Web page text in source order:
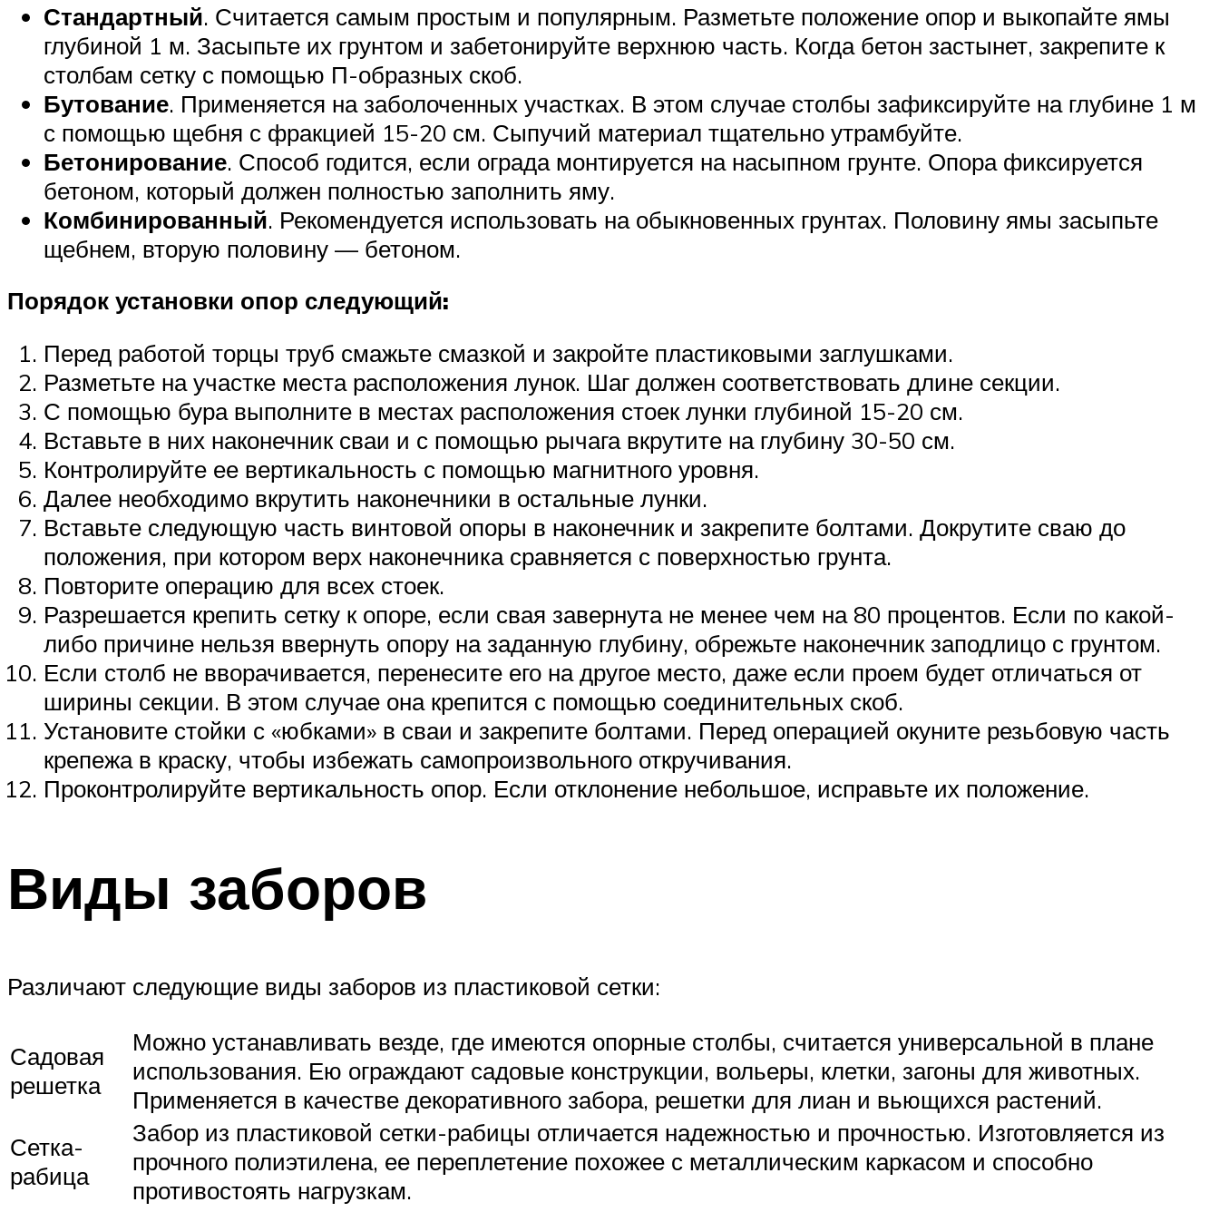
Стандартный. Считается самым простым и популярным. Разметьте положение опор и выкопайте ямы
глубиной 1 м. Засыпьте их грунтом и забетонируйте верхнюю часть. Когда бетон застынет, закрепите к
столбам сетку с помощью П-образных скоб.
Бутование. Применяется на заболоченных участках. В этом случае столбы зафиксируйте на глубине 1 м
с помощью щебня с фракцией 15-20 см. Сыпучий материал тщательно утрамбуйте.
Бетонирование. Способ годится, если ограда монтируется на насыпном грунте. Опора фиксируется
бетоном, который должен полностью заполнить яму.
Комбинированный. Рекомендуется использовать на обыкновенных грунтах. Половину ямы засыпьте
щебнем, вторую половину — бетоном.
Порядок установки опор следующий:
Перед работой торцы труб смажьте смазкой и закройте пластиковыми заглушками.
Разметьте на участке места расположения лунок. Шаг должен соответствовать длине секции.
С помощью бура выполните в местах расположения стоек лунки глубиной 15-20 см.
Вставьте в них наконечник сваи и с помощью рычага вкрутите на глубину 30-50 см.
Контролируйте ее вертикальность с помощью магнитного уровня.
Далее необходимо вкрутить наконечники в остальные лунки.
Вставьте следующую часть винтовой опоры в наконечник и закрепите болтами. Докрутите сваю до
положения, при котором верх наконечника сравняется с поверхностью грунта.
Повторите операцию для всех стоек.
Разрешается крепить сетку к опоре, если свая завернута не менее чем на 80 процентов. Если по какой-
либо причине нельзя ввернуть опору на заданную глубину, обрежьте наконечник заподлицо с грунтом.
Если столб не вворачивается, перенесите его на другое место, даже если проем будет отличаться от
ширины секции. В этом случае она крепится с помощью соединительных скоб.
Установите стойки с «юбками» в сваи и закрепите болтами. Перед операцией окуните резьбовую часть
крепежа в краску, чтобы избежать самопроизвольного откручивания.
Проконтролируйте вертикальность опор. Если отклонение небольшое, исправьте их положение.
Виды заборов
Различают следующие виды заборов из пластиковой сетки:
Садовая
решетка
Можно устанавливать везде, где имеются опорные столбы, считается универсальной в плане
использования. Ею ограждают садовые конструкции, вольеры, клетки, загоны для животных.
Применяется в качестве декоративного забора, решетки для лиан и вьющихся растений.
Сетка-
рабица
Забор из пластиковой сетки-рабицы отличается надежностью и прочностью. Изготовляется из
прочного полиэтилена, ее переплетение похожее с металлическим каркасом и способно
противостоять нагрузкам.